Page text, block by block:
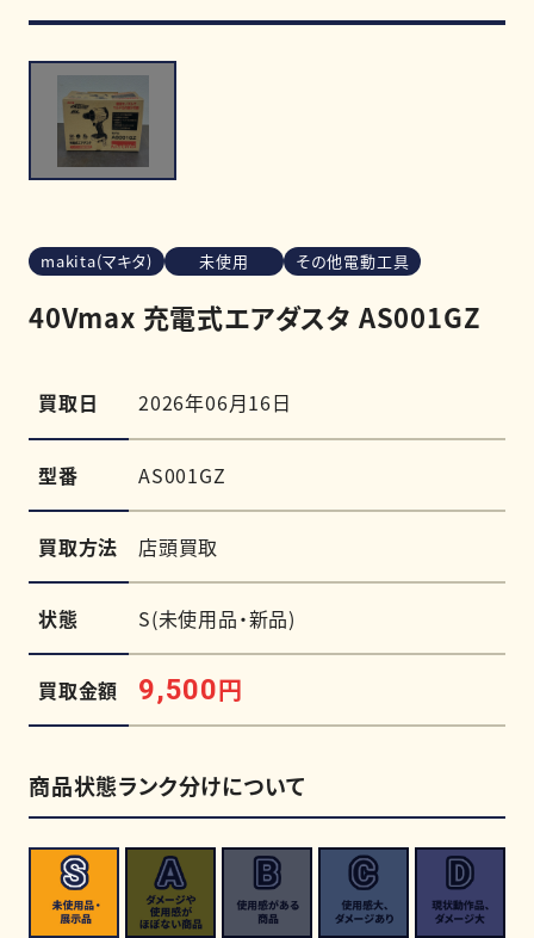
買取実績
LINE査定を申し込む
makita(マキタ) 未使用 その他電動工具
40Vmax 充電式エアダスタ AS001GZ
買取日 2026年06月16日
型番 AS001GZ
買取方法 店頭買取
状態 S(未使用品・新品)
買取金額 9,500円
商品状態ランク分けについて